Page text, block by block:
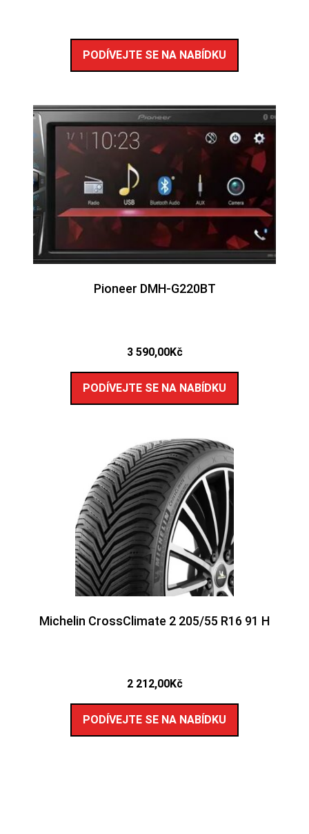
PODÍVEJTE SE NA NABÍDKU
Pioneer DMH-G220BT
3 590,00Kč
PODÍVEJTE SE NA NABÍDKU
Michelin CrossClimate 2 205/55 R16 91 H
2 212,00Kč
PODÍVEJTE SE NA NABÍDKU